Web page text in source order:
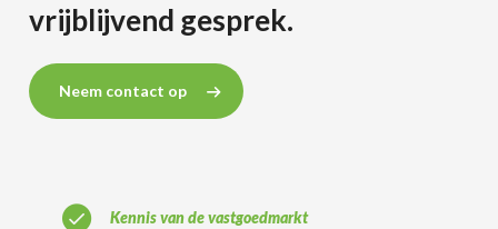
vrijblijvend gesprek.
Neem contact op
Kennis van de vastgoedmarkt